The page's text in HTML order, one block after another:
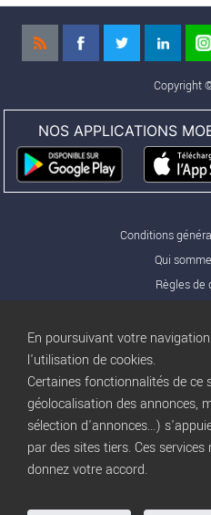
Copyright
NOS APPLICATIONS
Conditions
Qui
Règles de
Nos
Conditions
Privacy
Blog
Gestion
En poursuivant votre
l'utilisation de cookies.
Certaines fonctionnalités de ce
géolocalisation des annonces,
sélection d'annonces...)
par des sites tiers. Ces
donnez votre accord.